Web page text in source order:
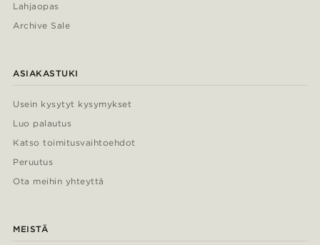
Lahjaopas
Archive Sale
ASIAKASTUKI
Usein kysytyt kysymykset
Luo palautus
Katso toimitusvaihtoehdot
Peruutus
Ota meihin yhteyttä
MEISTÄ